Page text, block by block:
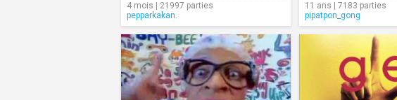
4 mois | 21997 parties
pepparkakan.
11 ans | 7183 parties
pipatpon_gong